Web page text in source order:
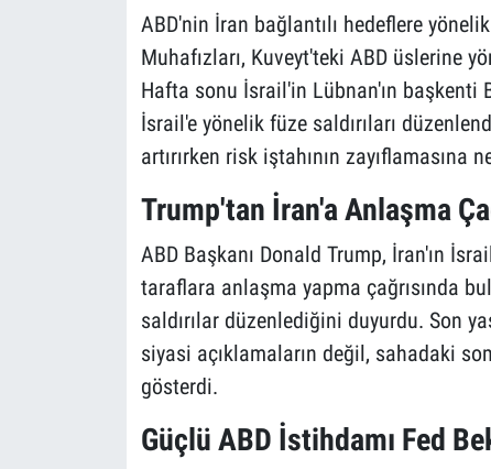
ABD'nin İran bağlantılı hedeflere
Muhafızları, Kuveyt'teki ABD üslerine
Hafta sonu İsrail'in Lübnan'ın başkenti
İsrail'e yönelik füze saldırıları
artırırken risk iştahının zayıflamasına
Trump'tan İran'a Anlaşma
ABD Başkanı Donald Trump, İran'ın
taraflara anlaşma yapma çağrısında
saldırılar düzenlediğini duyurdu. Son
siyasi açıklamaların değil, sahadaki
gösterdi.
Güçlü ABD İstihdamı Fed